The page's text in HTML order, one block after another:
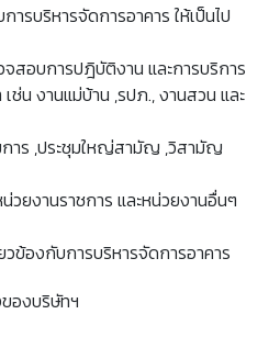
ารบริหารจัดการอาคาร ให้เป็นไป
สอบการปฎิบัติงาน และการบริการ
น งานแม่บ้าน ,รปภ., งานสวน และ
าร ,ประชุมใหญ่สามัญ ,วิสามัญ
วยงานราชการ และหน่วยงานอื่นๆ
ข้องกับการบริหารจัดการอาคาร
องบริษัทฯ